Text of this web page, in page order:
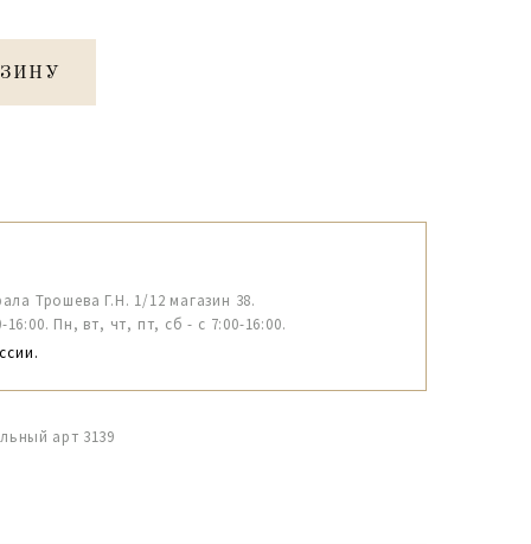
Трошева Г.Н. 1/12 магазин 38.
16:00. Пн, вт, чт, пт, сб - с 7:00-16:00.
арт 3139